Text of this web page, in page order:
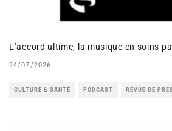
L’accord ultime, la musique en soins
24/07/2026
CULTURE & SANTÉ PODCAST REVUE DE